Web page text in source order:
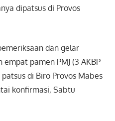
dipatsus di Provos
dan gelar
pamen PMJ (3 AKBP
di Biro Provos Mabes
konfirmasi, Sabtu